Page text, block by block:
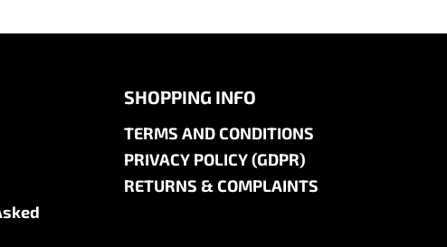
SHOPPING INFO
TERMS AND CONDITIONS
PRIVACY POLICY (GDPR)
RETURNS & COMPLAINTS